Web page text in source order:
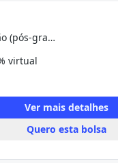
Especialização (pós-graduação)
virtual
Ver mais detalhes
Quero esta bolsa